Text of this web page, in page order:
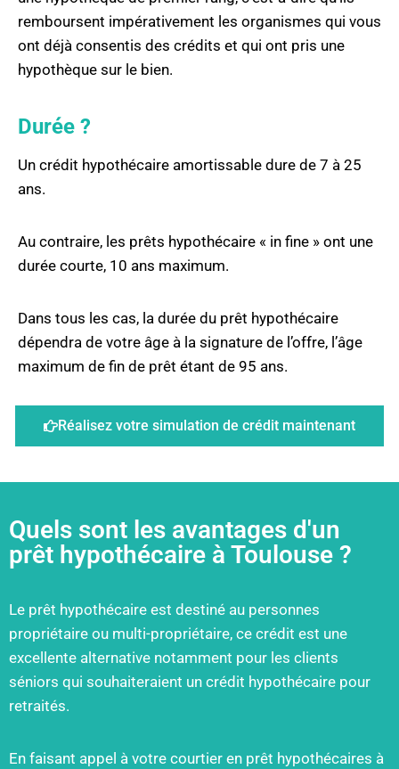
remboursent impérativement les organismes qui vous
ont déjà consentis des crédits et qui ont pris une
hypothèque sur le bien.
Durée ?
Un crédit hypothécaire amortissable dure de 7 à 25
ans.
Au contraire, les prêts hypothécaire « in fine » ont une
durée courte, 10 ans maximum.
Dans tous les cas, la durée du prêt hypothécaire
dépendra de votre âge à la signature de l’offre, l’âge
maximum de fin de prêt étant de 95 ans.
Réalisez votre simulation de crédit maintenant
Quels sont les avantages d'un
prêt hypothécaire à Toulouse ?
Le prêt hypothécaire est destiné au personnes
propriétaire ou multi-propriétaire, ce crédit est une
excellente alternative notamment pour les clients
séniors qui souhaiteraient un crédit hypothécaire pour
retraités.
En faisant appel à votre courtier en prêt hypothécaires à